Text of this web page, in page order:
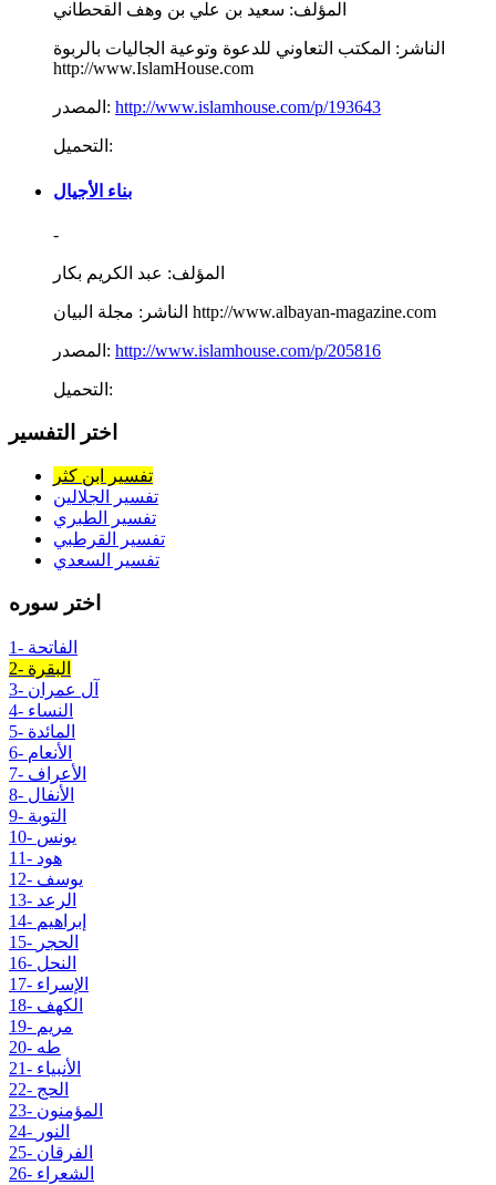
المؤلف: سعيد بن علي بن وهف القحطاني
الناشر: المكتب التعاوني للدعوة وتوعية الجاليات بالربوة
http://www.IslamHouse.com
المصدر: http://www.islamhouse.com/p/193643
التحميل:
بناء الأجيال
-
المؤلف: عبد الكريم بكار
الناشر: مجلة البيان http://www.albayan-magazine.com
المصدر: http://www.islamhouse.com/p/205816
التحميل:
اختر التفسير
تفسير ابن كثر
تفسير الجلالين
تفسير الطبري
تفسير القرطبي
تفسير السعدي
اختر سوره
1- الفاتحة
2- البقرة
3- آل عمران
4- النساء
5- المائدة
6- الأنعام
7- الأعراف
8- الأنفال
9- التوبة
10- يونس
11- هود
12- يوسف
13- الرعد
14- إبراهيم
15- الحجر
16- النحل
17- الإسراء
18- الكهف
19- مريم
20- طه
21- الأنبياء
22- الحج
23- المؤمنون
24- النور
25- الفرقان
26- الشعراء